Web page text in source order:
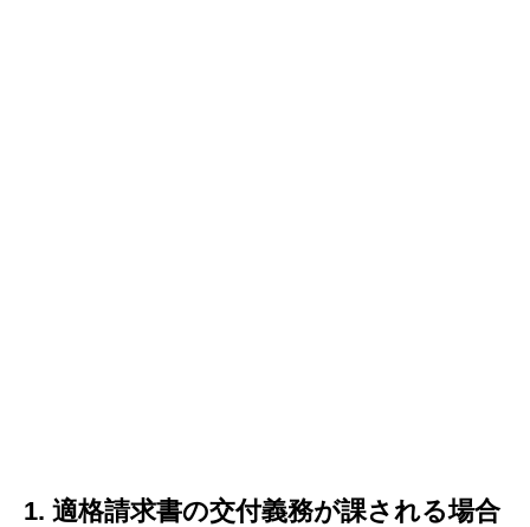
1. 適格請求書の交付義務が課される場合